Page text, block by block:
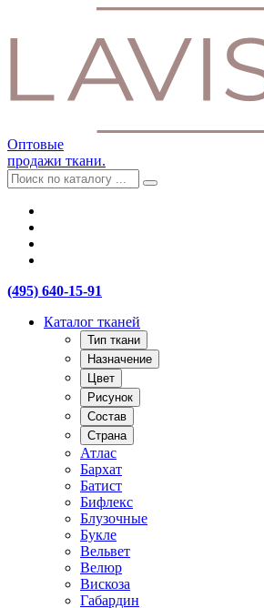
Оптовые
продажи ткани.
(495) 640-15-91
Каталог тканей
Тип ткани
Назначение
Цвет
Рисунок
Состав
Страна
Атлас
Бархат
Батист
Бифлекс
Блузочные
Букле
Вельвет
Велюр
Вискоза
Габардин